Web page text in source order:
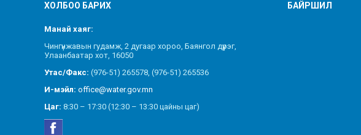
ХОЛБОО БАРИХ
Манай хаяг:
Чингүнжавын гудамж, 2 дугаар хороо, Баянгол дүүрэг,
Улаанбаатар хот, 16050
Утас/Факс: (976-51) 265578, (976-51) 265536
И-мэйл: office@water.gov.mn
Цаг: 8:30 – 17:30 (12:30 – 13:30 цайны цаг)
БАЙРШИЛ